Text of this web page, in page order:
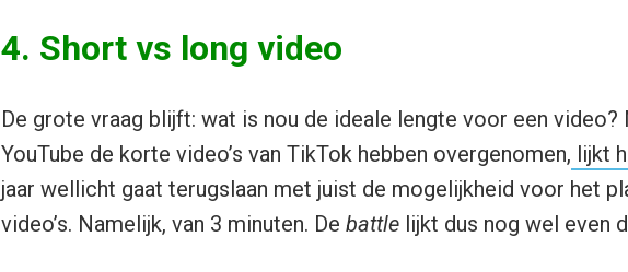
4. Short vs long video
De grote vraag blijft: wat is nou de ideale lengte voor een video?
YouTube de korte video’s van TikTok hebben overgenomen, lijkt
jaar wellicht gaat terugslaan met juist de mogelijkheid voor het
video’s. Namelijk, van 3 minuten. De battlelijkt dus nog wel even